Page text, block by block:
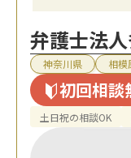
弁護士法
神奈川県 相模
初回相談
土日祝の相談OK